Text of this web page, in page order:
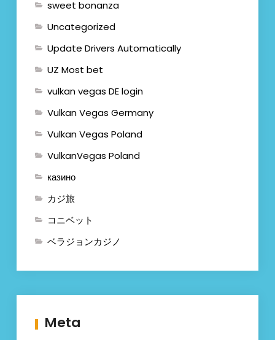
sweet bonanza
Uncategorized
Update Drivers Automatically
UZ Most bet
vulkan vegas DE login
Vulkan Vegas Germany
Vulkan Vegas Poland
VulkanVegas Poland
казино
カジ旅
コニベット
ベラジョンカジノ
Meta